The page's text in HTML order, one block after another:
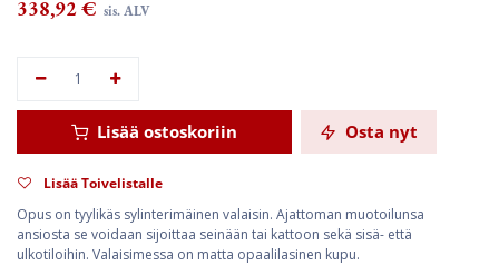
338,92€ sis. ALV
Lisää ostoskoriin Osta nyt
Lisää Toivelistalle
Opus on tyylikäs sylinterimäinen valaisin. Ajattoman muotoilunsa
ansiosta se voidaan sijoittaa seinään tai kattoon sekä sisä- että
ulkotiloihin. Valaisimessa on matta opaalilasinen kupu.